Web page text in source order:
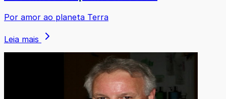
Por amor ao planeta Terra
Leia mais